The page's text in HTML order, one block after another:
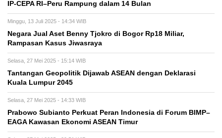
IP-CEPA RI–Peru Rampung dalam 14 Bulan
Minggu, 13 Juli 2025 - 14:34 WIB
Negara Jual Aset Benny Tjokro di Bogor Rp18 Miliar,
Rampasan Kasus Jiwasraya
Selasa, 27 Mei 2025 - 15:14 WIB
Tantangan Geopolitik Dijawab ASEAN dengan Deklarasi
Kuala Lumpur 2045
Selasa, 27 Mei 2025 - 14:33 WIB
Prabowo Subianto Perkuat Peran Indonesia di Forum BIMP–
EAGA Kawasan Ekonomi ASEAN Timur